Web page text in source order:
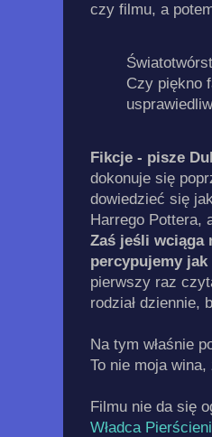
czy filmu, a
Czy piękno
Fikcje - pisze
dokonuje się
dowiedzieć się
Harrego Pottera,
Zaś jeśli wciąga
percypujemy
pierwszy raz
rodział dziennie,
Na tym właśnie
To nie moja
Filmu nie da się
Władca Pierścieni